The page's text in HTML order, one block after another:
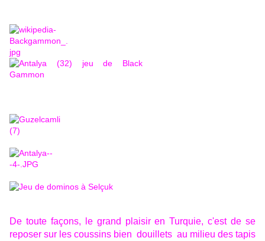
De toute façons, le grand plaisir en Turquie, c'est de se
reposer sur les coussins bien douillets au milieu des tapis